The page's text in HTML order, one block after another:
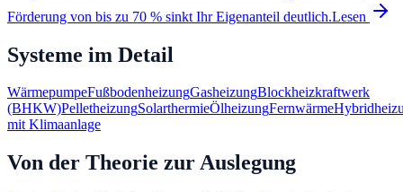
Förderung von bis zu 70 % sinkt Ihr Eigenanteil deutlich.Lesen
Systeme im Detail
WärmepumpeFußbodenheizungGasheizungBlockheizkraftwerk
(BHKW)PelletheizungSolarthermieÖlheizungFernwärme
mit Klimaanlage
Von der Theorie zur Auslegung